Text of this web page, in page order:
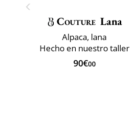
Couture Lana
Alpaca, lana
Hecho en nuestro taller
90€00